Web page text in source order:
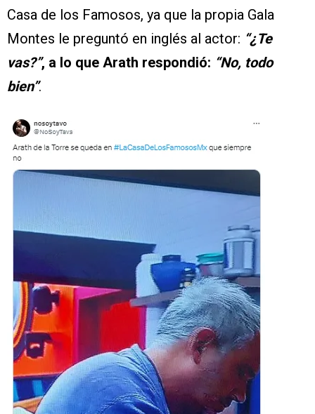
Casa de los Famosos, ya que la propia Gala
Montes le preguntó en inglés al actor: “¿Te
vas?”, a lo que Arath respondió: “No, todo
bien”.